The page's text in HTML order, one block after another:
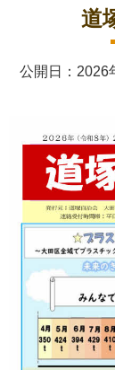
道
公開日：2026